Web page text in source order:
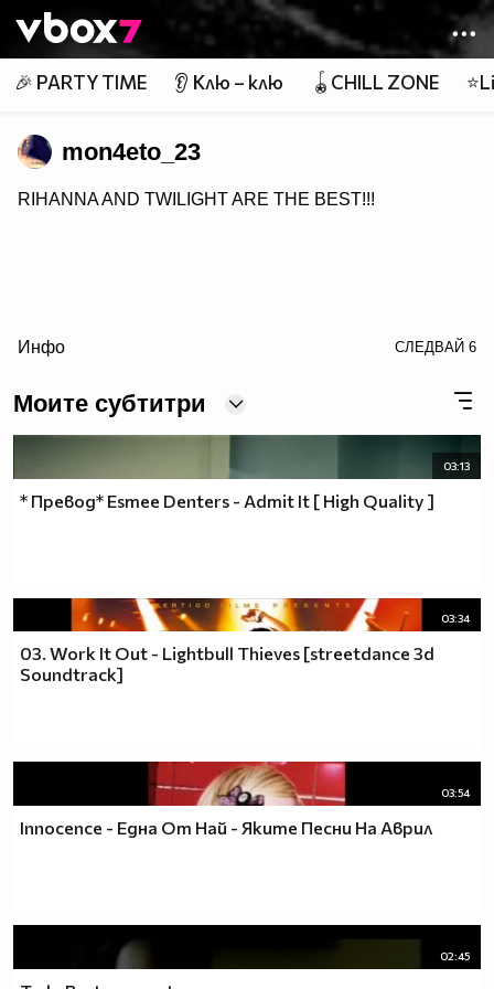
👾
🎉 PARTY TIME 👂 Клю – клю 🪀CHILL ZONE
mon4eto_23
RIHANNA AND TWILIGHT ARE THE BEST!!!
Инфо СЛЕДВАЙ 6
Моите субтитри
03:13
* Превод* Esmee Denters - Admit It [ High Quality ]
03:34
03. Work It Out - Lightbull Thieves [streetdance 3d
Soundtrack]
03:54
Innocence - Една От Най - Яките Песни На Аврил
02:45